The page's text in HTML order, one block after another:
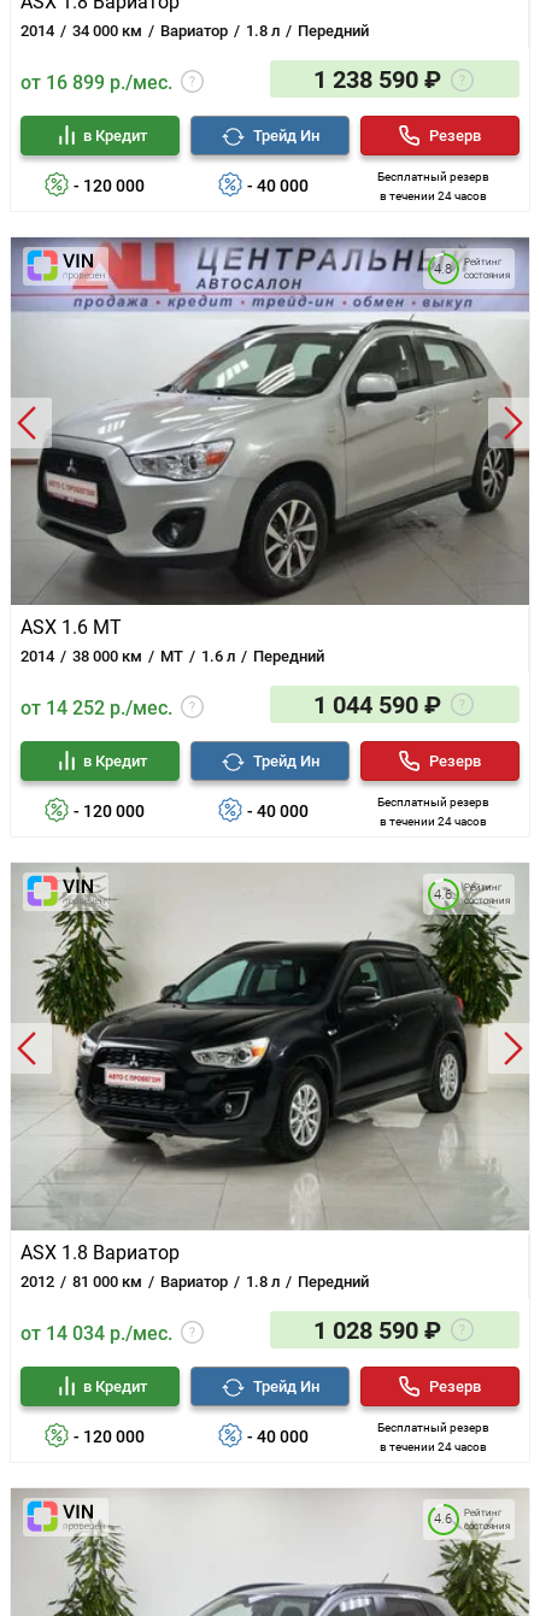
2014 34 000 км Вариатор 1.8 л Передний
от 16 899 р./мес. 1 238 590 ₽
- 120 000
в Кредит
- 40 000
Трейд Ин
Бесплатный резерв
в течении 24 часов
Резерв
ASX 1.6 MT
2014 38 000 км MT 1.6 л Передний
Рейтинг
состояния
4.8
от 14 252 р./мес. 1 044 590 ₽
- 120 000
в Кредит
- 40 000
Трейд Ин
Бесплатный резерв
в течении 24 часов
Резерв
ASX 1.8 Вариатор
2012 81 000 км Вариатор 1.8 л Передний
Рейтинг
состояния
4.6
от 14 034 р./мес. 1 028 590 ₽
- 120 000
в Кредит
- 40 000
Трейд Ин
Бесплатный резерв
в течении 24 часов
Резерв
Рейтинг
состояния
4.6